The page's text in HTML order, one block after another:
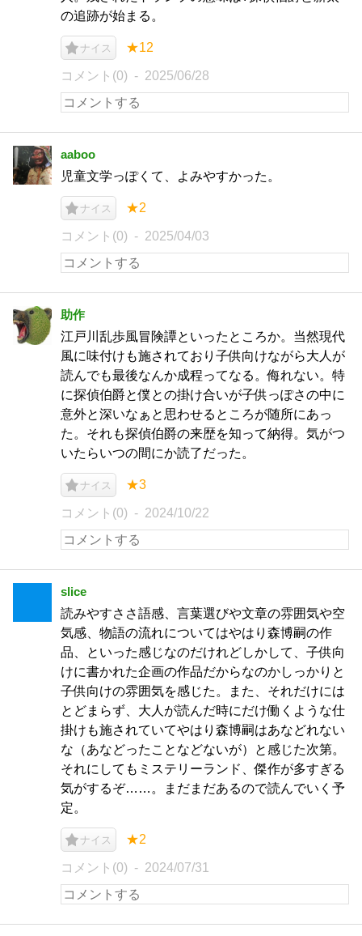
の追跡が始まる。
ナイス ★12
コメント(0) 2025/06/28
aaboo
児童文学っぽくて、よみやすかった。
ナイス ★2
コメント(0) 2025/04/03
助作
江戸川乱歩風冒険譚といったところか。当然現代
風に味付けも施されており子供向けながら大人が
読んでも最後なんか成程ってなる。侮れない。特
に探偵伯爵と僕との掛け合いが子供っぽさの中に
意外と深いなぁと思わせるところが随所にあっ
た。それも探偵伯爵の来歴を知って納得。気がつ
いたらいつの間にか読了だった。
ナイス ★3
コメント(0) 2024/10/22
slice
読みやすささ語感、言葉選びや文章の雰囲気や空
気感、物語の流れについてはやはり森博嗣の作
品、といった感じなのだけれどしかして、子供向
けに書かれた企画の作品だからなのかしっかりと
子供向けの雰囲気を感じた。また、それだけには
とどまらず、大人が読んだ時にだけ働くような仕
掛けも施されていてやはり森博嗣はあなどれない
な（あなどったことなどないが）と感じた次第。
それにしてもミステリーランド、傑作が多すぎる
気がするぞ……。まだまだあるので読んでいく予
定。
ナイス ★2
コメント(0) 2024/07/31